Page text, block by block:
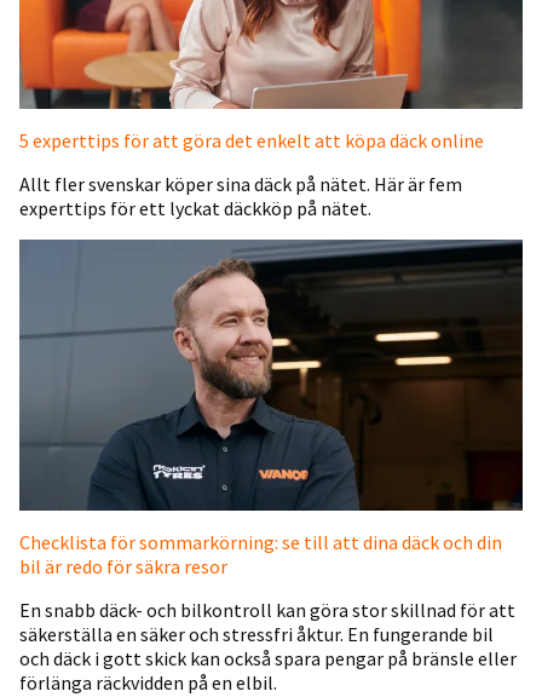
5 experttips för att göra det enkelt att köpa däck online
Allt fler svenskar köper sina däck på nätet. Här är fem
experttips för ett lyckat däckköp på nätet.
Checklista för sommarkörning: se till att dina däck och din
bil är redo för säkra resor
En snabb däck- och bilkontroll kan göra stor skillnad för att
säkerställa en säker och stressfri åktur. En fungerande bil
och däck i gott skick kan också spara pengar på bränsle eller
förlänga räckvidden på en elbil.